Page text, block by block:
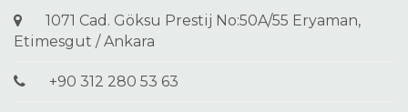
1071 Cad. Göksu Prestij No:50A/55 Eryaman,
Etimesgut / Ankara
+90 312 280 53 63